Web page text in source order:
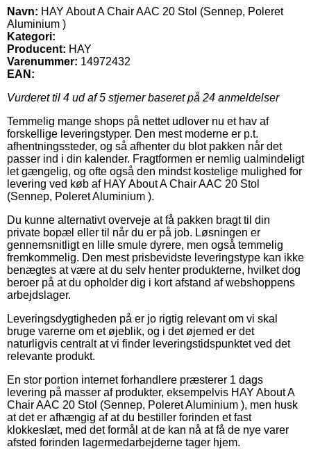
Navn: HAY About A Chair AAC 20 Stol (Sennep, Poleret
Aluminium )
Kategori:
Producent: HAY
Varenummer: 14972432
EAN:
Vurderet til 4 ud af 5 stjerner baseret på 24 anmeldelser
Temmelig mange shops på nettet udlover nu et hav af
forskellige leveringstyper. Den mest moderne er p.t.
afhentningssteder, og så afhenter du blot pakken når det
passer ind i din kalender. Fragtformen er nemlig ualmindeligt
let gængelig, og ofte også den mindst kostelige mulighed for
levering ved køb af HAY About A Chair AAC 20 Stol
(Sennep, Poleret Aluminium ).
Du kunne alternativt overveje at få pakken bragt til din
private bopæl eller til når du er på job. Løsningen er
gennemsnitligt en lille smule dyrere, men også temmelig
fremkommelig. Den mest prisbevidste leveringstype kan ikke
benægtes at være at du selv henter produkterne, hvilket dog
beroer på at du opholder dig i kort afstand af webshoppens
arbejdslager.
Leveringsdygtigheden på er jo rigtig relevant om vi skal
bruge varerne om et øjeblik, og i det øjemed er det
naturligvis centralt at vi finder leveringstidspunktet ved det
relevante produkt.
En stor portion internet forhandlere præsterer 1 dags
levering på masser af produkter, eksempelvis HAY About A
Chair AAC 20 Stol (Sennep, Poleret Aluminium ), men husk
at det er afhængig af at du bestiller forinden et fast
klokkeslæt, med det formål at de kan nå at få de nye varer
afsted forinden lagermedarbejderne tager hjem.